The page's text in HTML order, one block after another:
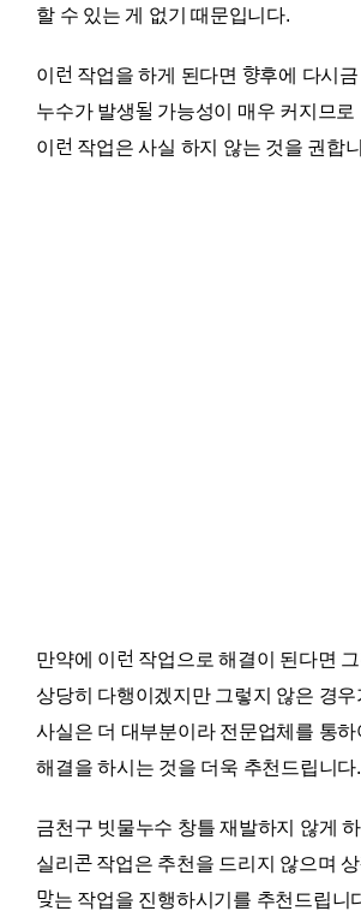
할 수 있는 게 없기 때문입니다.
이런 작업을 하게 된다면 향후에 다시금
누수가 발생될 가능성이 매우 커지므로
이런 작업은 사실 하지 않는 것을 권합
만약에 이런 작업으로 해결이 된다면
상당히 다행이겠지만 그렇지 않은 경우
사실은 더 대부분이라 전문업체를 통하
해결을 하시는 것을 더욱 추천드립니다.
금천구 빗물누수 창틀 재발하지 않게
실리콘 작업은 추천을 드리지 않으며 상
맞는 작업을 진행하시기를 추천드립니